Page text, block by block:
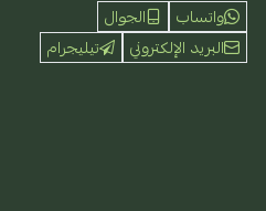
واتساب
الجوال
البريد الإلكتروني
تيليجرام